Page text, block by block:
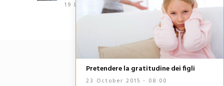
19 Luglio 2026 - 06:02
Pretendere la gratitudine dei figli
23 October 2015 - 08:00